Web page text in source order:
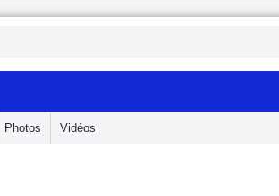
Photos Vidéos